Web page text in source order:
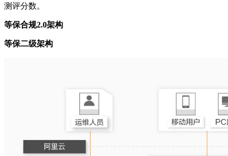
测评分数。
等保合规2.0架构
等保二级架构